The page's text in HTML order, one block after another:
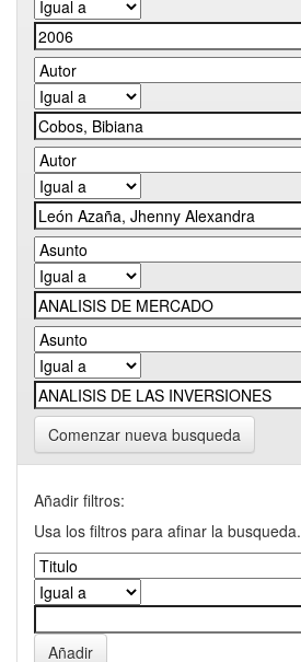
Comenzar nueva busqueda
Añadir filtros:
Usa los filtros para afinar la busqueda.